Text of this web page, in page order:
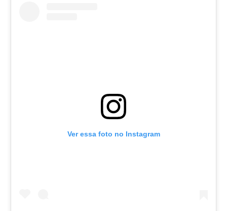
Ver essa foto no Instagram